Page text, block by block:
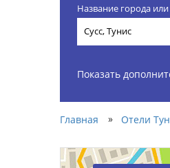
Название города или
Показать
Главная » Отели